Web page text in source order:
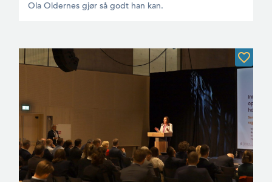
Ola Oldernes gjør så godt han kan.